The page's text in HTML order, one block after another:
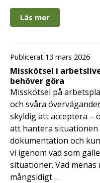
Läs mer
Publicerat 13 mars 2026
Misskötsel i
behöver göra
Misskötsel på
och svåra
skyldig att acceptera –
att hantera
dokumentation och
vi igenom vad som
situationer. Vad
mångsidigt …